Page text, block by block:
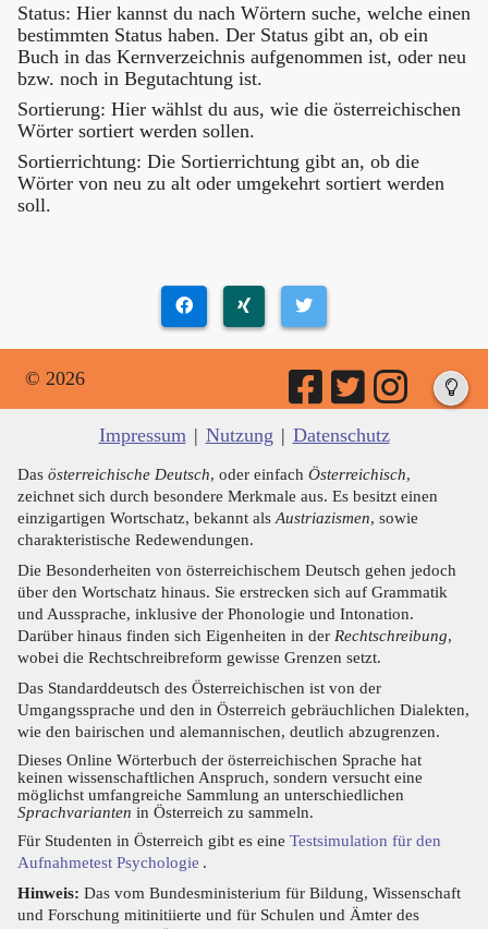
Status: Hier kannst du nach Wörtern suche, welche einen
bestimmten Status haben. Der Status gibt an, ob ein
Buch in das Kernverzeichnis aufgenommen ist, oder neu
bzw. noch in Begutachtung ist.
Sortierung: Hier wählst du aus, wie die österreichischen
Wörter sortiert werden sollen.
Sortierrichtung: Die Sortierrichtung gibt an, ob die
Wörter von neu zu alt oder umgekehrt sortiert werden
soll.
© 2026
Impressum | Nutzung | Datenschutz
Das österreichische Deutsch, oder einfach Österreichisch,
zeichnet sich durch besondere Merkmale aus. Es besitzt einen
einzigartigen Wortschatz, bekannt als Austriazismen, sowie
charakteristische Redewendungen.
Die Besonderheiten von österreichischem Deutsch gehen jedoch
über den Wortschatz hinaus. Sie erstrecken sich auf Grammatik
und Aussprache, inklusive der Phonologie und Intonation.
Darüber hinaus finden sich Eigenheiten in der Rechtschreibung,
wobei die Rechtschreibreform gewisse Grenzen setzt.
Das Standarddeutsch des Österreichischen ist von der
Umgangssprache und den in Österreich gebräuchlichen Dialekten,
wie den bairischen und alemannischen, deutlich abzugrenzen.
Dieses Online Wörterbuch der österreichischen Sprache hat
keinen wissenschaftlichen Anspruch, sondern versucht eine
möglichst umfangreiche Sammlung an unterschiedlichen
Sprachvarianten in Österreich zu sammeln.
Für Studenten in Österreich gibt es eine Testsimulation für den
Aufnahmetest Psychologie .
Hinweis: Das vom Bundesministerium für Bildung, Wissenschaft
und Forschung mitinitiierte und für Schulen und Ämter des